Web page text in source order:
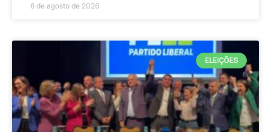
6 de agosto de 2026
ELEIÇÕES